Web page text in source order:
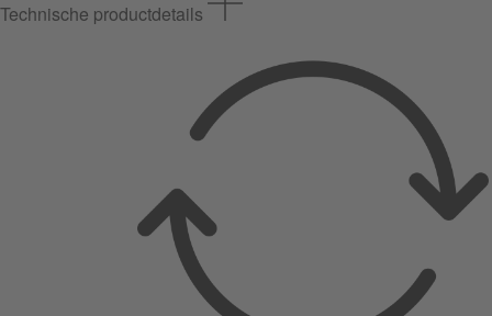
Technische productdetails